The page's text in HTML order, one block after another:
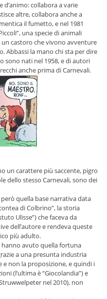
d’animo: collabora a varie
altre, collabora anche a
il fumetto, e nel 1981
una specie di animali
castoro che vivono avventure
Abbassi la mano chi sta per dire
sono nati nel 1958, e di autori
anche prima di Carnevali.
un carattere più saccente, pigro
dello stesso Carnevali, sono dei
quella base narrativa data
di Colbrino”, la storia
Ulisse”) che faceva da
dell’autore e rendeva queste
più adulto.
avuto quella fortuna
a una presunta industria
e non la proposizione, e quindi i
(l’ultima è “Giocolandia”) e
nel 2010), non